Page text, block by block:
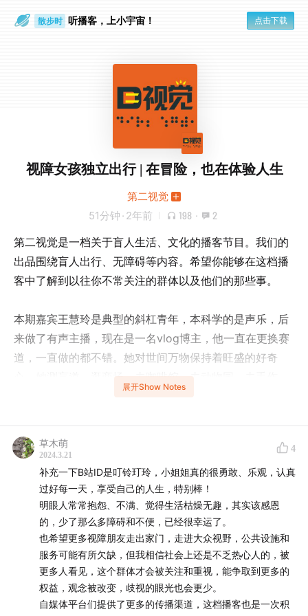
散步时 听播客，上小宇宙！ 点击下载
视障女孩独立出行 | 在冒险，也在体验人生
第二视觉
51分钟 · 2年前 198 · 2
第二视觉是一档关于盲人生活、文化的播客节目。我们的
出品围绕盲人出行、无障碍等内容。希望你能够在这档播
客中了解到以往你不常关注的群体以及他们的那些事。
本期嘉宾王慧玲是典型的斜杠青年，本科学的是声乐，后
来做了有声主播，现在是一名vlog博主，他一直在更换赛
道，一直做的都不错。她对世间万物保持着旺盛的好奇
心，她测盲道，逛商场，去咖啡馆，去动物园，去手作
-话题成员-
主持人|小武
嘉 宾|何川 王慧玲
-创作团队-
策划|小武
监制|仙彤
后期|华健
编辑|小武
展开Show Notes
草木萌
2024.3.21
4
补充一下B站ID是叮铃玎玲，小姐姐真的很勇敢、乐观，认真
过好每一天，享受自己的人生，特别棒！
明眼人常常抱怨、不满、觉得生活枯燥无趣，其实该感恩
的，少了那么多障碍和不便，已经很幸运了。
也希望更多视障朋友走出家门，走进大众视野，公共设施和
服务可能有所欠缺，但我相信社会上还是不乏热心人的，被
更多人看见，这个群体才会被关注和重视，能争取到更多的
权益，观念被改变，歧视的眼光也会更少。
自媒体平台们提供了更多的传播渠道，这档播客也是一次积